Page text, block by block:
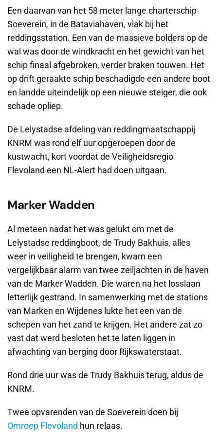
Een daarvan van het 58 meter lange charterschip
Soeverein, in de Bataviahaven, vlak bij het
reddingsstation. Een van de massieve bolders op de
wal was door de windkracht en het gewicht van het
schip finaal afgebroken, verder braken touwen. Het
op drift geraakte schip beschadigde een andere boot
en landde uiteindelijk op een nieuwe steiger, die ook
schade opliep.
De Lelystadse afdeling van reddingmaatschappij
KNRM was rond elf uur opgeroepen door de
kustwacht, kort voordat de Veiligheidsregio
Flevoland een NL-Alert had doen uitgaan.
Marker Wadden
Al meteen nadat het was gelukt om met de
Lelystadse reddingboot, de Trudy Bakhuis, alles
weer in veiligheid te brengen, kwam een
vergelijkbaar alarm van twee zeiljachten in de haven
van de Marker Wadden. Die waren na het losslaan
letterlijk gestrand. In samenwerking met de stations
van Marken en Wijdenes lukte het een van de
schepen van het zand te krijgen. Het andere zat zo
vast dat werd besloten het te laten liggen in
afwachting van berging door Rijkswaterstaat.
Rond drie uur was de Trudy Bakhuis terug, aldus de
KNRM.
Twee opvarenden van de Soeverein doen bij
Omroep Flevoland hun relaas.